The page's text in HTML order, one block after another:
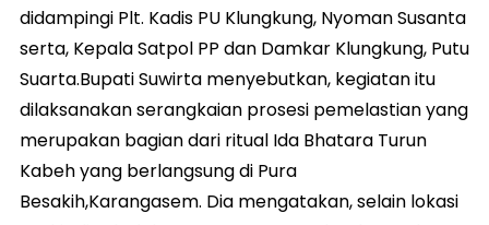
didampingi Plt. Kadis PU Klungkung, Nyoman Susanta
serta, Kepala Satpol PP dan Damkar Klungkung, Putu
Suarta.Bupati Suwirta menyebutkan, kegiatan itu
dilaksanakan serangkaian prosesi pemelastian yang
merupakan bagian dari ritual Ida Bhatara Turun
Kabeh yang berlangsung di Pura
Besakih,Karangasem. Dia mengatakan, selain lokasi